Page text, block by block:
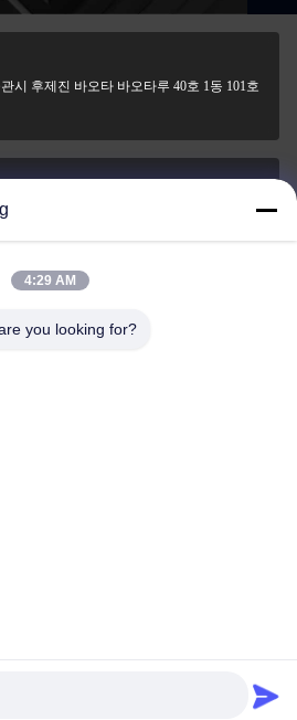
격을 얻으십시오
시 후제진 바오타 바오타루 40호 1동 101호
Packaging Industry Co., Ltd.
4:29 AM
you looking for?